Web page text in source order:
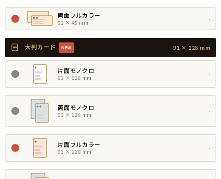
両面フルカラー
91 × 45 mm
›
大判カード NEW 91 × 128 mm
片面モノクロ
91 × 128 mm
›
両面モノクロ
91 × 128 mm
›
片面フルカラー
91 × 128 mm
›